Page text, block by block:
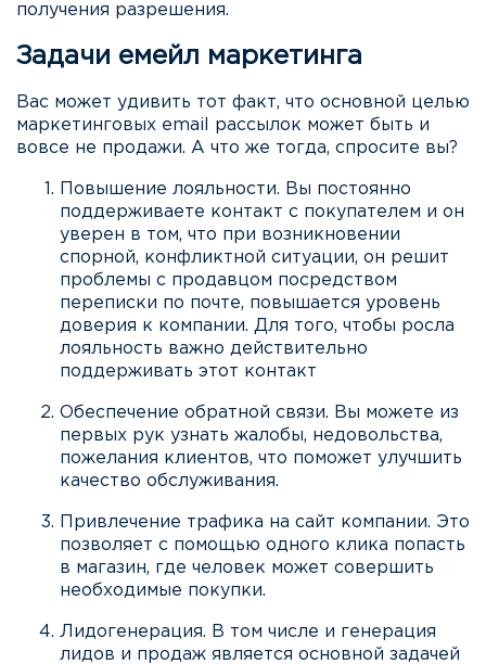
получения разрешения.
Задачи емейл маркетинга
Вас может удивить тот факт, что основной целью
маркетинговых email рассылок может быть и
вовсе не продажи. А что же тогда, спросите вы?
Повышение лояльности. Вы постоянно
поддерживаете контакт с покупателем и он
уверен в том, что при возникновении
спорной, конфликтной ситуации, он решит
проблемы с продавцом посредством
переписки по почте, повышается уровень
доверия к компании. Для того, чтобы росла
лояльность важно действительно
поддерживать этот контакт
Обеспечение обратной связи. Вы можете из
первых рук узнать жалобы, недовольства,
пожелания клиентов, что поможет улучшить
качество обслуживания.
Привлечение трафика на сайт компании. Это
позволяет с помощью одного клика попасть
в магазин, где человек может совершить
необходимые покупки.
Лидогенерация. В том числе и генерация
лидов и продаж является основной задачей